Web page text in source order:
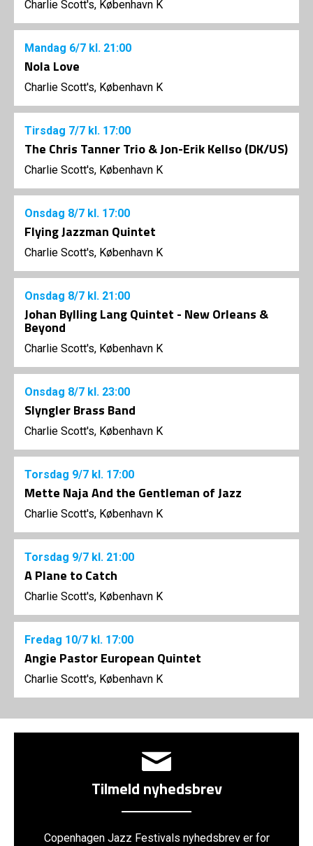
Charlie Scott's, København K
Mandag 6/7 kl. 21:00
Nola Love
Charlie Scott's, København K
Tirsdag 7/7 kl. 17:00
The Chris Tanner Trio & Jon-Erik Kellso (DK/US)
Charlie Scott's, København K
Onsdag 8/7 kl. 17:00
Flying Jazzman Quintet
Charlie Scott's, København K
Onsdag 8/7 kl. 21:00
Johan Bylling Lang Quintet - New Orleans &
Beyond
Charlie Scott's, København K
Onsdag 8/7 kl. 23:00
Slyngler Brass Band
Charlie Scott's, København K
Torsdag 9/7 kl. 17:00
Mette Naja And the Gentleman of Jazz
Charlie Scott's, København K
Torsdag 9/7 kl. 21:00
A Plane to Catch
Charlie Scott's, København K
Fredag 10/7 kl. 17:00
Angie Pastor European Quintet
Charlie Scott's, København K
Tilmeld nyhedsbrev
Copenhagen Jazz Festivals nyhedsbrev er for